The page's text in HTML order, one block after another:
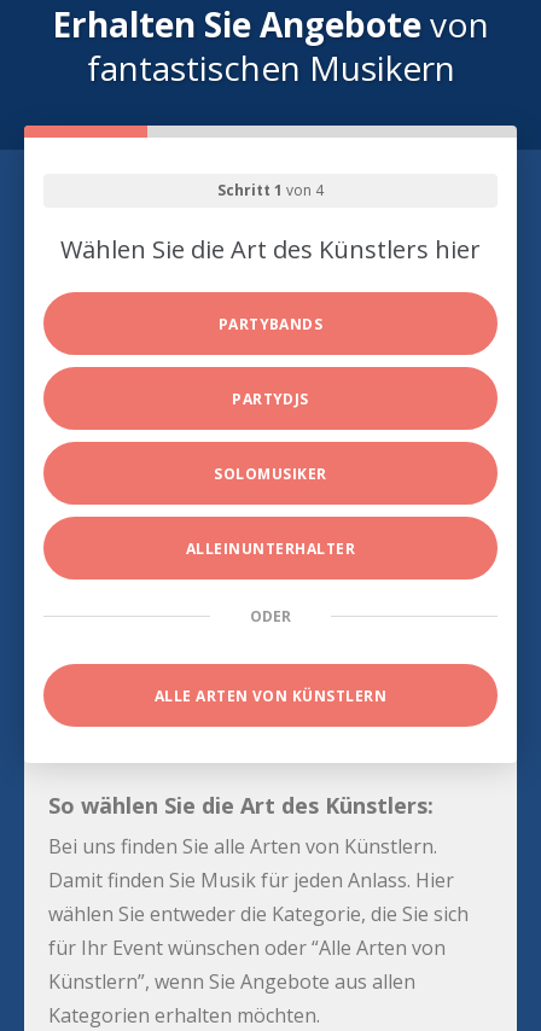
Erhalten Sie Angebotevon
fantastischen Musikern
Schritt 1 von 4
Wählen Sie die Art des Künstlers hier
PARTYBANDS
PARTYDJS
SOLOMUSIKER
ALLEINUNTERHALTER
ODER
ALLE ARTEN VON KÜNSTLERN
So wählen Sie die Art des Künstlers:
Bei uns finden Sie alle Arten von Künstlern.
Damit finden Sie Musik für jeden Anlass. Hier
wählen Sie entweder die Kategorie, die Sie sich
für Ihr Event wünschen oder “Alle Arten von
Künstlern”, wenn Sie Angebote aus allen
Kategorien erhalten möchten.